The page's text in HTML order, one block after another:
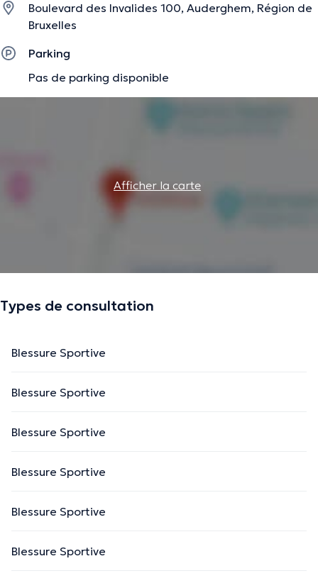
Boulevard des Invalides 100, Auderghem, Région de
Bruxelles
Parking
Pas de parking disponible
Afficher la carte
Types de consultation
Blessure Sportive
Blessure Sportive
Blessure Sportive
Blessure Sportive
Blessure Sportive
Blessure Sportive